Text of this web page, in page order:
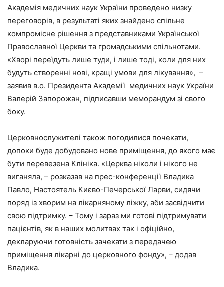
Академія медичних наук України проведено низку
переговорів, в результаті яких знайдено спільне
компромісне рішення з представниками Української
Православної Церкви та громадськими спільнотами.
«Хворі переїдуть лише туди, і лише тоді, коли для них
будуть створенні нові, кращі умови для лікування», –
заявив в.о. Президента Академії медичних наук України
Валерій Запорожан, підписавши меморандум зі свого
боку.
Церковнослужителі також погодилися почекати,
допоки буде добудовано нове приміщення, до якого має
бути перевезена Клініка. «Церква ніколи і нікого не
виганяла, – розказав на прес-конференції Владика
Павло, Настоятель Києво-Печерської Ларви, сидячи
поряд із хворим на лікарняному ліжку, аби засвідчити
свою підтримку. – Тому і зараз ми готові підтримувати
пацієнтів, як в наших молитвах так і офіційно,
декларуючи готовність зачекати з передачею
приміщення лікарні до церковного фонду», – додав
Владика.